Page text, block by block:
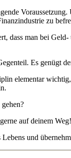
zu
dass man bei
Es genügt
elementar
auf deinem Weg!
und